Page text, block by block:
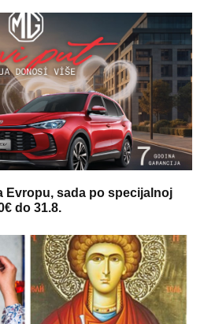
Evropu, sada po specijalnoj
do 31.8.